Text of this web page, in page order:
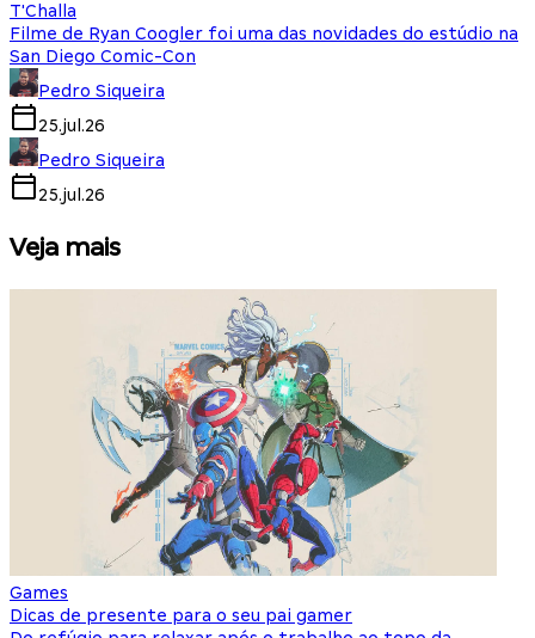
T'Challa
Filme de Ryan Coogler foi uma das novidades do estúdio na
San Diego Comic-Con
Pedro Siqueira
25.jul.26
Pedro Siqueira
25.jul.26
Veja mais
Games
Dicas de presente para o seu pai gamer